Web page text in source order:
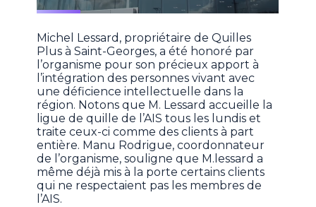
Michel Lessard, propriétaire de Quilles
Plus à Saint-Georges, a été honoré par
l’organisme pour son précieux apport à
l’intégration des personnes vivant avec
une déficience intellectuelle dans la
région. Notons que M. Lessard accueille la
ligue de quille de l’AIS tous les lundis et
traite ceux-ci comme des clients à part
entière. Manu Rodrigue, coordonnateur
de l’organisme, souligne que M.lessard a
même déjà mis à la porte certains clients
qui ne respectaient pas les membres de
l’AIS.